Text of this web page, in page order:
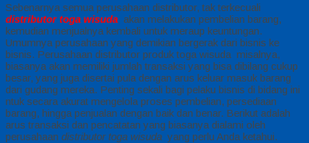
Sebenarnya semua perusahaan distributor, tak terkecuali
distributor toga wisuda akan melakukan pembelian barang,
kemudian menjualnya kembali untuk meraup keuntungan.
Umumnya perusahaan yang demikian bergerak dari bisnis ke
bisnis. Perusahaan distributor produk toga wisuda misalnya,
biasanya akan memiliki jumlah transaksi yang bisa dibilang cukup
besar, yang juga disertai pula dengan arus keluar masuk barang
dari gudang mereka. Penting sekali bagi pelaku bisnis di bidang ini
ntuk secara akurat mengelola proses pembelian, persediaan
barang, hingga penjualan dengan baik dan benar. Berikut adalah
arus transaksi dan pencatatan yang biasanya dialami oleh
perusahaan distributor toga wisudayang perlu Anda ketahui.